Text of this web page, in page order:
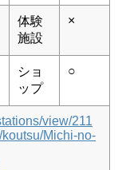
体験
施設
×
ショ
ップ
○
view/211
koutsu/Michi-no-